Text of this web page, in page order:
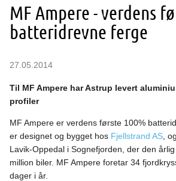
MF Ampere - verdens
batteridrevne ferge
27.05.2014
Til MF Ampere har Astrup levert
profiler
MF Ampere er verdens første 100%
er designet og bygget hos Fjellstrand AS ,
Lavik-Oppedal i Sognefjorden, der den
million biler. MF Ampere foretar 34
dager i år.